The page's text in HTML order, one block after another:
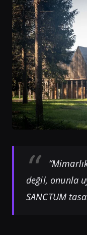
değil, onunla
SANCTUM